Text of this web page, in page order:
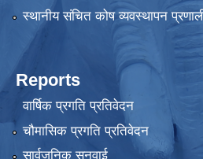
स्थानीय संचित कोष व्यवस्थापन
Reports
वार्षिक प्रगति प्रतिवेदन
चौमासिक प्रगति प्रतिवेदन
सार्वजनिक सुनुवाई